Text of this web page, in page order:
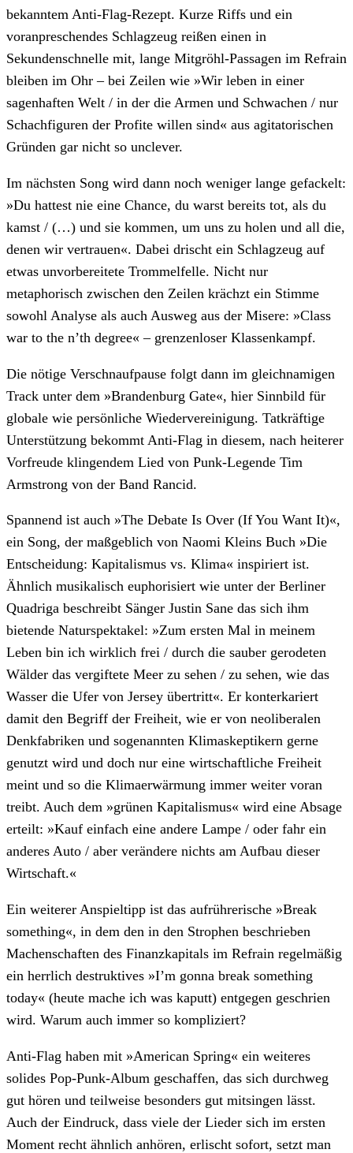
bekanntem Anti-Flag-Rezept. Kurze Riffs und ein
voranpreschendes Schlagzeug reißen einen in
Sekundenschnelle mit, lange Mitgröhl-Passagen im Refrain
bleiben im Ohr – bei Zeilen wie »Wir leben in einer
sagenhaften Welt / in der die Armen und Schwachen / nur
Schachfiguren der Profite willen sind« aus agitatorischen
Gründen gar nicht so unclever.
Im nächsten Song wird dann noch weniger lange gefackelt:
»Du hattest nie eine Chance, du warst bereits tot, als du
kamst / (…) und sie kommen, um uns zu holen und all die,
denen wir vertrauen«. Dabei drischt ein Schlagzeug auf
etwas unvorbereitete Trommelfelle. Nicht nur
metaphorisch zwischen den Zeilen krächzt ein Stimme
sowohl Analyse als auch Ausweg aus der Misere: »Class
war to the n’th degree« – grenzenloser Klassenkampf.
Die nötige Verschnaufpause folgt dann im gleichnamigen
Track unter dem »Brandenburg Gate«, hier Sinnbild für
globale wie persönliche Wiedervereinigung. Tatkräftige
Unterstützung bekommt Anti-Flag in diesem, nach heiterer
Vorfreude klingendem Lied von Punk-Legende Tim
Armstrong von der Band Rancid.
Spannend ist auch »The Debate Is Over (If You Want It)«,
ein Song, der maßgeblich von Naomi Kleins Buch »Die
Entscheidung: Kapitalismus vs. Klima« inspiriert ist.
Ähnlich musikalisch euphorisiert wie unter der Berliner
Quadriga beschreibt Sänger Justin Sane das sich ihm
bietende Naturspektakel: »Zum ersten Mal in meinem
Leben bin ich wirklich frei / durch die sauber gerodeten
Wälder das vergiftete Meer zu sehen / zu sehen, wie das
Wasser die Ufer von Jersey übertritt«. Er konterkariert
damit den Begriff der Freiheit, wie er von neoliberalen
Denkfabriken und sogenannten Klimaskeptikern gerne
genutzt wird und doch nur eine wirtschaftliche Freiheit
meint und so die Klimaerwärmung immer weiter voran
treibt. Auch dem »grünen Kapitalismus« wird eine Absage
erteilt: »Kauf einfach eine andere Lampe / oder fahr ein
anderes Auto / aber verändere nichts am Aufbau dieser
Wirtschaft.«
Ein weiterer Anspieltipp ist das aufrührerische »Break
something«, in dem den in den Strophen beschrieben
Machenschaften des Finanzkapitals im Refrain regelmäßig
ein herrlich destruktives »I’m gonna break something
today« (heute mache ich was kaputt) entgegen geschrien
wird. Warum auch immer so kompliziert?
Anti-Flag haben mit »American Spring« ein weiteres
solides Pop-Punk-Album geschaffen, das sich durchweg
gut hören und teilweise besonders gut mitsingen lässt.
Auch der Eindruck, dass viele der Lieder sich im ersten
Moment recht ähnlich anhören, erlischt sofort, setzt man